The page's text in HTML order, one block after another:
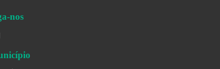
nos